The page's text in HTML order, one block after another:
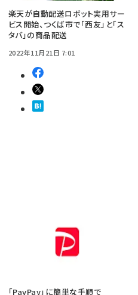
楽天が自動配送ロボット実用サー
ビス開始、つくば市で「西友」と「ス
タバ」の商品配送
2022年11月21日 7:01
「PayPay」に簡単な手順で